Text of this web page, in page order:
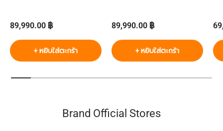
ราคาปกติ
89,990.00 ฿
+ หยิบใส่ตะกร้า
ราคาปกติ
89,990.00 ฿
+ หยิบใส่ตะกร้า
ร
Brand Official Stores